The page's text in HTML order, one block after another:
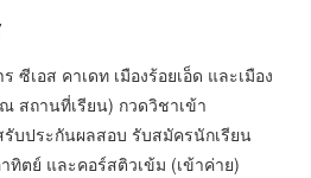
ซีเอส คาเดท เมืองร้อยเอ็ด และเมือง
สถานที่เรียน) กวดวิชาเข้า
รับประกันผลสอบ รับสมัครนักเรียน
ทิตย์ และคอร์สติวเข้ม (เข้าค่าย)